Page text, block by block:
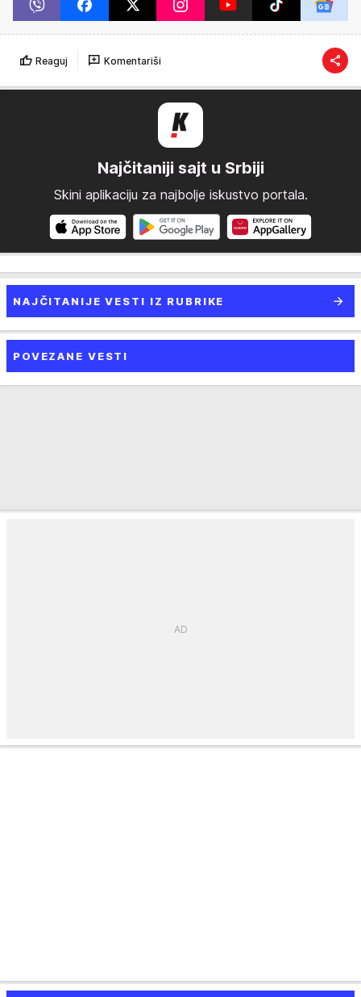
Reaguj Komentariši
Najčitaniji sajt u Srbiji
Skini aplikaciju za najbolje iskustvo portala.
NAJČITANIJE VESTI IZ RUBRIKE
POVEZANE VESTI